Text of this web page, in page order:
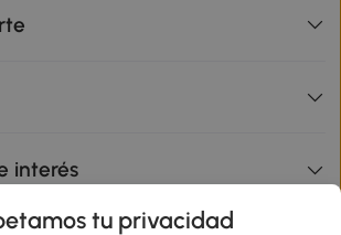
interés
tu privacidad